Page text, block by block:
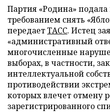
Партия «Родина»
требованием снять
передаетТАСС. Истец
«административный
многочисленные
выборах, в частности,
интеллектуальной
противодействии
которых влечет отмену
зарегистрированного